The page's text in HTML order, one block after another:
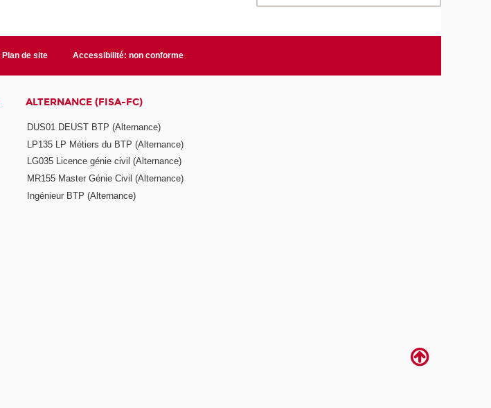
Plan de site Accessibilité: non conforme
ALTERNANCE (FISA-FC)
DUS01 DEUST BTP (Alternance)
LP135 LP Métiers du BTP (Alternance)
LG035 Licence génie civil (Alternance)
MR155 Master Génie Civil (Alternance)
Ingénieur BTP (Alternance)